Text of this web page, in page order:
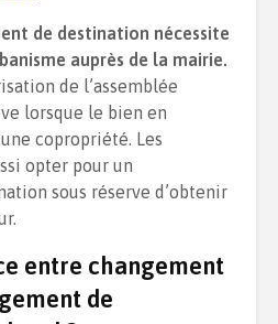
de destination nécessite
auprès de la mairie.
de l’assemblée
lorsque le bien en
copropriété. Les
opter pour un
sous réserve d’obtenir
entre changement
de